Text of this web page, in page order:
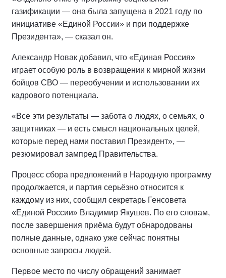
газификации — она была запущена в 2021 году по
инициативе «Единой России» и при поддержке
Президента», — сказал он.
Александр Новак добавил, что «Единая Россия»
играет особую роль в возвращении к мирной жизни
бойцов СВО — переобучении и использовании их
кадрового потенциала.
«Все эти результаты — забота о людях, о семьях, о
защитниках — и есть смысл национальных целей,
которые перед нами поставил Президент», —
резюмировал зампред Правительства.
Процесс сбора предложений в Народную программу
продолжается, и партия серьёзно относится к
каждому из них, сообщил секретарь Генсовета
«Единой России» Владимир Якушев. По его словам,
после завершения приёма будут обнародованы
полные данные, однако уже сейчас понятны
основные запросы людей.
Первое место по числу обращений занимает